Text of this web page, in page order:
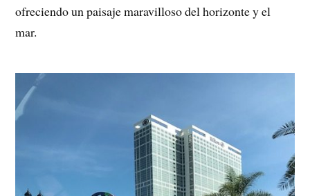
ofreciendo un paisaje maravilloso del horizonte y el
mar.